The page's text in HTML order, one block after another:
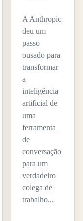
A Anthropic
deu um
passo
ousado para
transformar
a
inteligência
artificial de
uma
ferramenta
de
conversação
para um
verdadeiro
colega de
trabalho...